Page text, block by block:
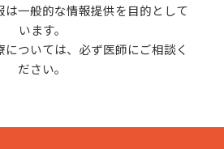
一般的な情報提供を目的として
います。
ついては、必ず医師にご相談く
ださい。